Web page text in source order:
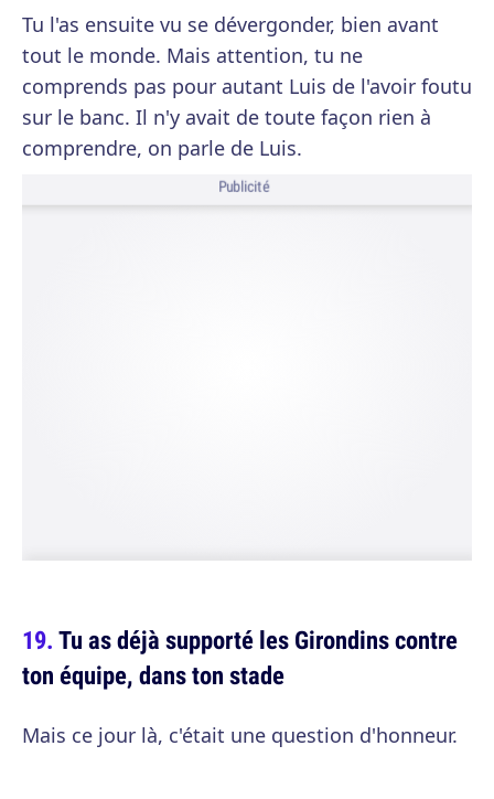
Tu l'as ensuite vu se dévergonder, bien avant
tout le monde. Mais attention, tu ne
comprends pas pour autant Luis de l'avoir foutu
sur le banc. Il n'y avait de toute façon rien à
comprendre, on parle de Luis.
Publicité
Tu as déjà supporté les Girondins contre
ton équipe, dans ton stade
Mais ce jour là, c'était une question d'honneur.